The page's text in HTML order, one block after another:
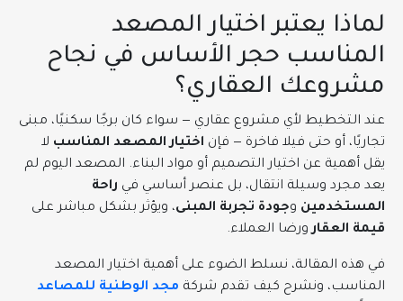
لماذا يعتبر اختيار المصعد
المناسب حجر الأساس في نجاح
مشروعك العقاري؟
عند التخطيط لأي مشروع عقاري — سواء كان برجًا سكنيًا، مبنى
تجاريًا، أو حتى فيلا فاخرة — فإن اختيار المصعد المناسب لا
يقل أهمية عن اختيار التصميم أو مواد البناء. المصعد اليوم لم
يعد مجرد وسيلة انتقال، بل عنصر أساسي في راحة
المستخدمين وجودة تجربة المبنى، ويؤثر بشكل مباشر على
قيمة العقارورضا العملاء.
في هذه المقالة، نسلط الضوء على أهمية اختيار المصعد
المناسب، ونشرح كيف تقدم شركة مجد الوطنية للمصاعد